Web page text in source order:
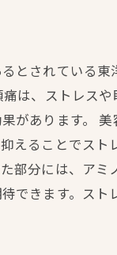
とされている
は、ストレス
があります。
えることでス
部分には、ア
できます。ス